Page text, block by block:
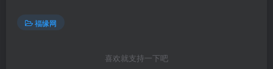
福缘网
喜欢就支持一下吧